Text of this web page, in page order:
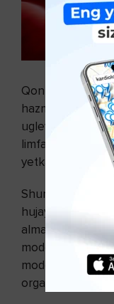
Qonning
hazm bo‘lgan
uglevodlar,
limfa tomirlariga
yetkaziladi.
Shuningdek, qon
hujayralarga olib
almashinuvi
moddalar va
moddalar qon
organlariga